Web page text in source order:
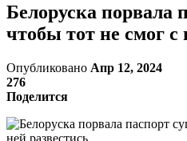
Белоруска порвала
чтобы тот не смог с
Опубликовано Апр 12, 2024
276
Поделится